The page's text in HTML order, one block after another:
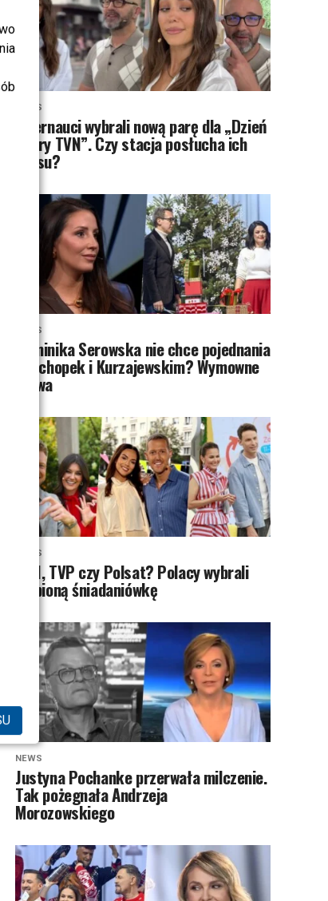
NEWS
Internauci wybrali nową parę dla „Dzień
dobry TVN”. Czy stacja posłucha ich
głosu?
NEWS
Dominika Serowska nie chce pojednania
z Cichopek i Kurzajewskim? Wymowne
słowa
NEWS
TVN, TVP czy Polsat? Polacy wybrali
ulubioną śniadaniówkę
NEWS
Justyna Pochanke przerwała milczenie.
Tak pożegnała Andrzeja
Morozowskiego